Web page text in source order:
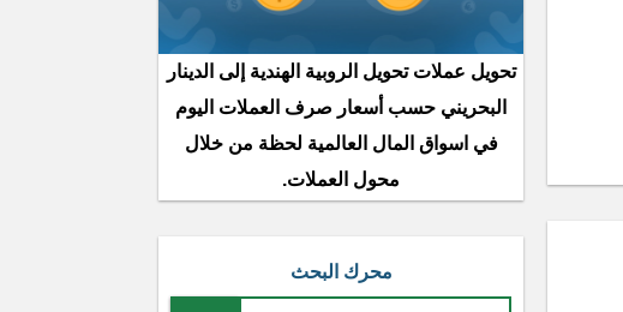
تحويل عملات تحويل الروبية الهندية إلى الدينار
البحريني حسب أسعار صرف العملات اليوم
في اسواق المال العالمية لحظة من خلال
محول العملات.
محرك البحث